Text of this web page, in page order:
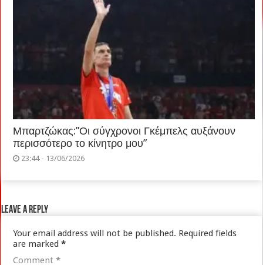
Μπαρτζώκας:”Οι σύγχρονοι Γκέμπελς αυξάνουν
περισσότερο το κίνητρο μου”
23:44 - 13/06/2026
Leave a Reply
Your email address will not be published. Required fields
are marked*
Comment*